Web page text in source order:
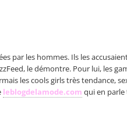
par les hommes. Ils les
le démontre. Pour lui, les
les cools girls très tendance,
leblogdelamode.com qui en parle